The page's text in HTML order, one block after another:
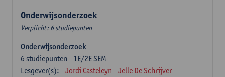
Onderwijsonderzoek
Verplicht: 6 studiepunten
Onderwijsonderzoek
1E/2E SEM
6 studiepunten
Lesgever(s):
Jordi Casteleyn Jelle De Schrijver